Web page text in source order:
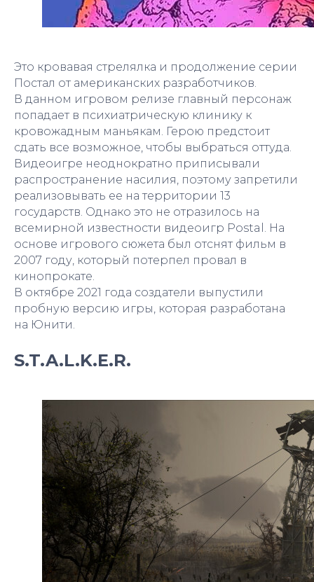
Это кровавая стрелялка и продолжение серии
Постал от американских разработчиков.
В данном игровом релизе главный персонаж
попадает в психиатрическую клинику к
кровожадным маньякам. Герою предстоит
сдать все возможное, чтобы выбраться оттуда.
Видеоигре неоднократно приписывали
распространение насилия, поэтому запретили
реализовывать ее на территории 13
государств. Однако это не отразилось на
всемирной известности видеоигр Postal. На
основе игрового сюжета был отснят фильм в
2007 году, который потерпел провал в
кинопрокате.
В октябре 2021 года создатели выпустили
пробную версию игры, которая разработана
на Юнити.
S.T.A.L.K.E.R.